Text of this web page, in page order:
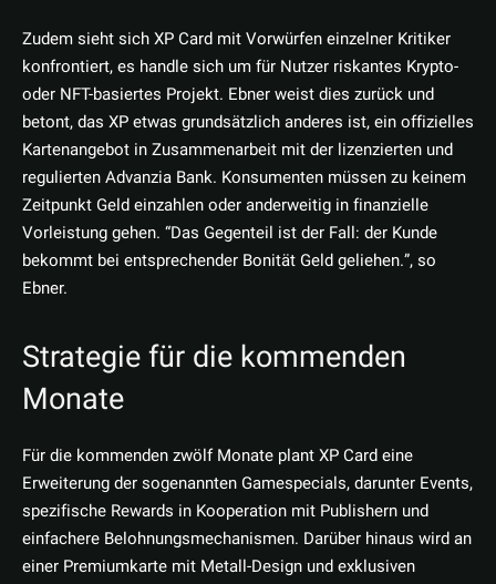
Zudem sieht sich XP Card mit Vorwürfen einzelner Kritiker
konfrontiert, es handle sich um für Nutzer riskantes Krypto-
oder NFT-basiertes Projekt. Ebner weist dies zurück und
betont, das XP etwas grundsätzlich anderes ist, ein offizielles
Kartenangebot in Zusammenarbeit mit der lizenzierten und
regulierten Advanzia Bank. Konsumenten müssen zu keinem
Zeitpunkt Geld einzahlen oder anderweitig in finanzielle
Vorleistung gehen. “Das Gegenteil ist der Fall: der Kunde
bekommt bei entsprechender Bonität Geld geliehen.”, so
Ebner.
Strategie für die kommenden
Monate
Für die kommenden zwölf Monate plant XP Card eine
Erweiterung der sogenannten Gamespecials, darunter Events,
spezifische Rewards in Kooperation mit Publishern und
einfachere Belohnungsmechanismen. Darüber hinaus wird an
einer Premiumkarte mit Metall-Design und exklusiven